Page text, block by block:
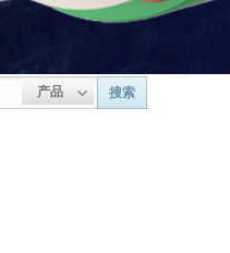
产品 搜索